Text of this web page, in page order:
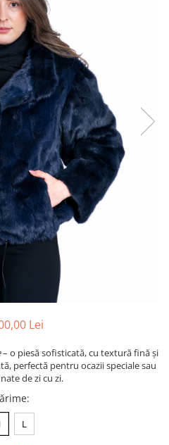
Lei
– o piesă sofisticată, cu textură fină și
perfectă pentru ocazii speciale sau
de zi cu zi.
:
L